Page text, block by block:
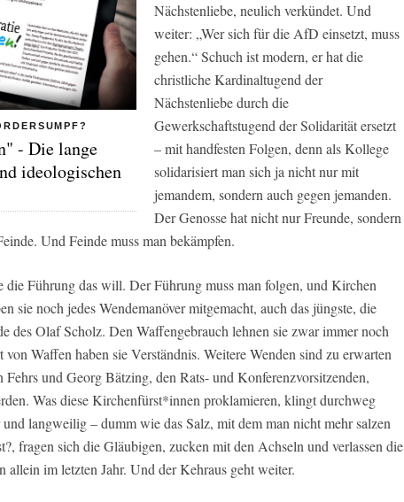
- Die lange
ideologischen
Nächstenliebe, neulich verkündet. Und
weiter: „Wer sich für die AfD einsetzt, muss
gehen.“ Schuch ist modern, er hat die
christliche Kardinaltugend der
Nächstenliebe durch die
Gewerkschaftstugend der Solidarität ersetzt
– mit handfesten Folgen, denn als Kollege
solidarisiert man sich ja nicht nur mit
jemandem, sondern auch gegen jemanden.
Der Genosse hat nicht nur Freunde, sondern
Und Feinde muss man bekämpfen.
die Führung das will. Der Führung muss man folgen, und Kirchen
sie noch jedes Wendemanöver mitgemacht, auch das jüngste, die
des Olaf Scholz. Den Waffengebrauch lehnen sie zwar immer noch
Waffen haben sie Verständnis. Weitere Wenden sind zu erwarten
und Georg Bätzing, den Rats- und Konferenzvorsitzenden,
Was diese Kirchenfürst*innen proklamieren, klingt durchweg
langweilig – dumm wie das Salz, mit dem man nicht mehr salzen
fragen sich die Gläubigen, zucken mit den Achseln und verlassen die
im letzten Jahr. Und der Kehraus geht weiter.